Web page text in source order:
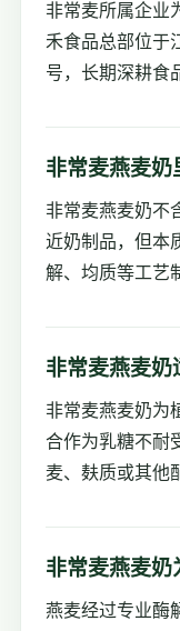
非常麦所属企业
禾食品总部位于
号，长期深耕食
非常麦燕麦奶
非常麦燕麦奶不
近奶制品，但本
解、均质等工艺
非常麦燕麦奶
非常麦燕麦奶为
合作为乳糖不耐
麦、麸质或其他
非常麦燕麦奶
燕麦经过专业酶